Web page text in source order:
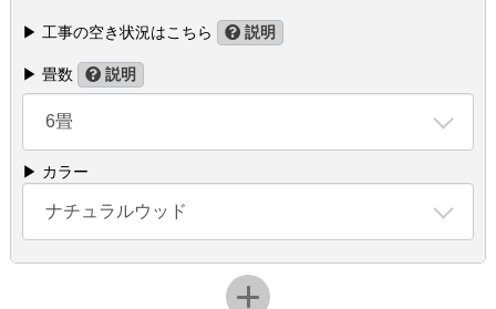
▶ 工事の空き状況はこちら 説明
▶ 畳数 説明
6畳
▶ カラー
ナチュラルウッド